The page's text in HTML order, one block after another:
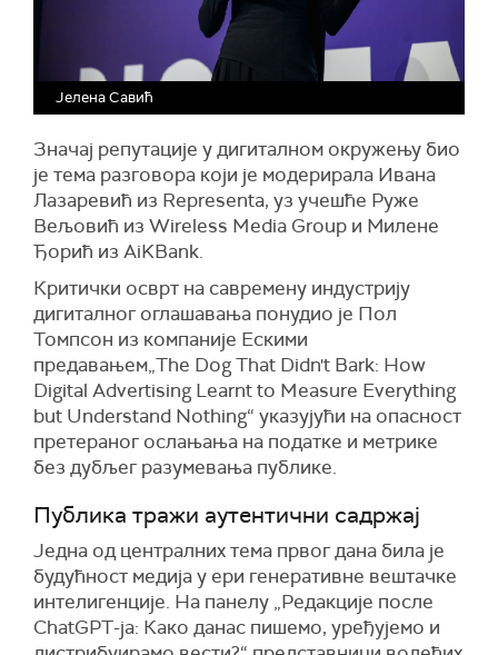
Јелена Савић
Значај репутације у дигиталном окружењу био
је тема разговора који је модерирала Ивана
Лазаревић из Representa, уз учешће Руже
Вељовић из Wireless Media Group и Милене
Ђорић из AiKBank.
Критички осврт на савремену индустрију
дигиталног оглашавања понудио је Пол
Томпсон из компаније Ескими
предавањем„The Dog That Didn't Bark: How
Digital Advertising Learnt to Measure Everything
but Understand Nothing“ указујући на опасност
претераног ослањања на податке и метрике
без дубљег разумевања публике.
Публика тражи аутентични садржај
Једна од централних тема првог дана била је
будућност медија у ери генеративне вештачке
интелигенције. На панелу „Редакције после
ChatGPT-ja: Како данас пишемо, уређујемо и